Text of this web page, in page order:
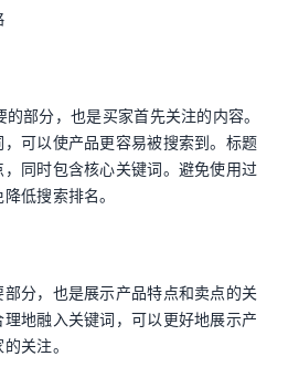
部分，也是买家首先关注的内容。
可以使产品更容易被搜索到。标题
同时包含核心关键词。避免使用过
低搜索排名。
分，也是展示产品特点和卖点的关
地融入关键词，可以更好地展示产
关注。